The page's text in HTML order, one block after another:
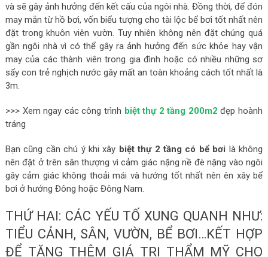
và sẽ gây ảnh hưởng đến kết cấu của ngôi nhà. Đồng thời, để đón
may mắn từ hồ bơi, vốn biểu tượng cho tài lộc bể bơi tốt nhất nên
đặt trong khuôn viên vườn. Tuy nhiên không nên đặt chúng quá
gần ngôi nhà vì có thể gây ra ảnh hưởng đến sức khỏe hay vận
may của các thành viên trong gia đình hoặc có nhiều những sơ
sẩy con trẻ nghịch nước gây mất an toàn khoảng cách tốt nhất là
3m.
>>> Xem ngay các công trình biệt thự 2 tầng 200m2 đẹp hoành
tráng
Bạn cũng cần chú ý khi xây biệt thự 2 tầng có bể bơi là không
nên đặt ở trên sân thượng vì cảm giác nặng nề đè nặng vào ngôi
gây cảm giác không thoải mái và hướng tốt nhất nên ên xây bể
bơi ở hướng Đông hoặc Đông Nam.
THỨ HAI: CÁC YẾU TỐ XUNG QUANH NHƯ:
TIỂU CẢNH, SÂN, VƯỜN, BỂ BƠI…KẾT HỢP
ĐỂ TĂNG THÊM GIÁ TRỊ THẨM MỸ CHO